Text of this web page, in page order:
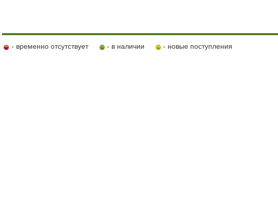
- временно отсутствует - в наличии - новые поступления